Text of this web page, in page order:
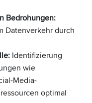
Bedrohungen:
Datenverkehr durch
Identifizierung
wie
Media-
optimal